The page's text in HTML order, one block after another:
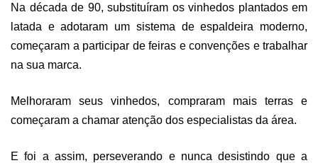
Na década de 90, substituíram os vinhedos plantados em
latada e adotaram um sistema de espaldeira moderno,
começaram a participar de feiras e convenções e trabalhar
na sua marca.
Melhoraram seus vinhedos, compraram mais terras e
começaram a chamar atenção dos especialistas da área.
E foi a assim, perseverando e nunca desistindo que a